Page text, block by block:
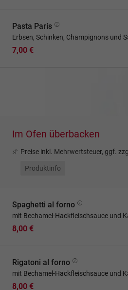
Pasta Paris
Erbsen, Schinken, Champignons und
7,00 €
Im Ofen überbacken
Preise inkl. Mehrwertsteuer, ggf.
Produktinfo
Spaghetti al forno
mit Bechamel-Hackfleischsauce und
8,00 €
Rigatoni al forno
mit Bechamel-Hackfleischsauce und
8,00 €